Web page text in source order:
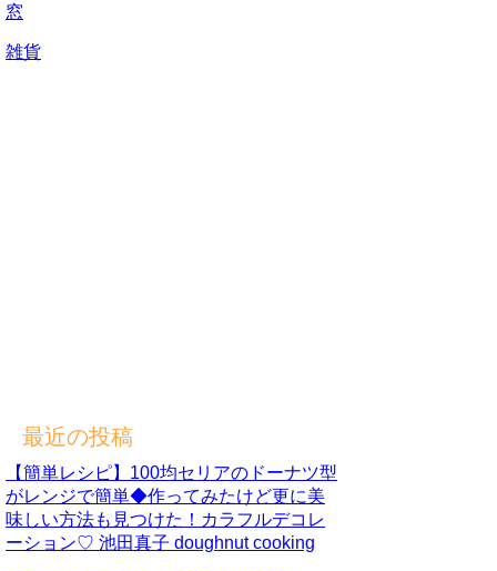
窓
雑貨
最近の投稿
【簡単レシピ】100均セリアのドーナツ型
がレンジで簡単◆作ってみたけど更に美
味しい方法も見つけた！カラフルデコレ
ーション♡ 池田真子 doughnut cooking